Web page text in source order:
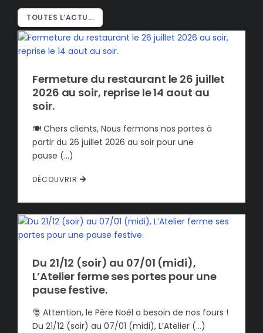
TOUTES L’ACTU...
Fermeture du restaurant le 26 juillet
2026 au soir, reprise le 14 aout au
soir.
🍽️ Chers clients, Nous fermons nos portes à
partir du 26 juillet 2026 au soir pour une
pause (…)
DÉCOUVRIR
Du 21/12 (soir) au 07/01 (midi),
L’Atelier ferme ses portes pour une
pause festive.
🎅 Attention, le Père Noël a besoin de nos fours !
Du 21/12 (soir) au 07/01 (midi), L’Atelier (…)